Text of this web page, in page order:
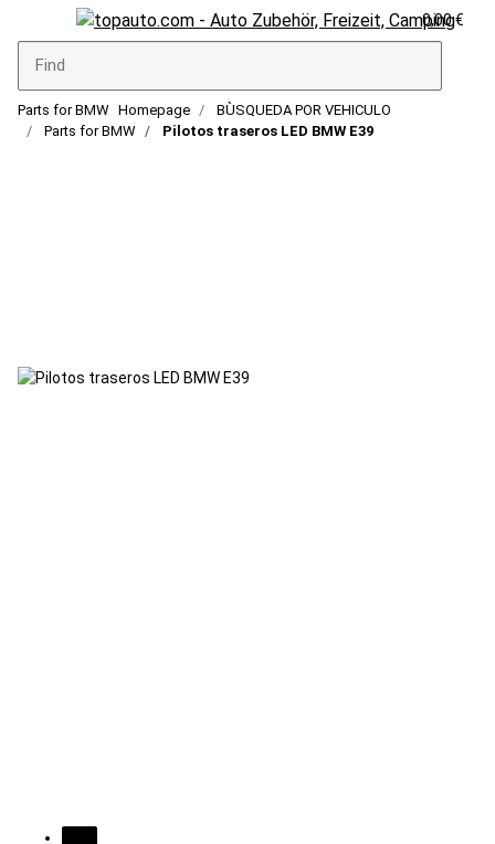
0,00 €
Parts for BMW Homepage
BÙSQUEDA POR VEHICULO
Parts for BMW
Pilotos traseros LED BMW E39